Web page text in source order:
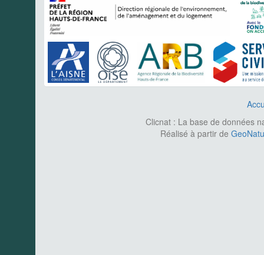
Clicnat : La base de données
Réalisé à partir de